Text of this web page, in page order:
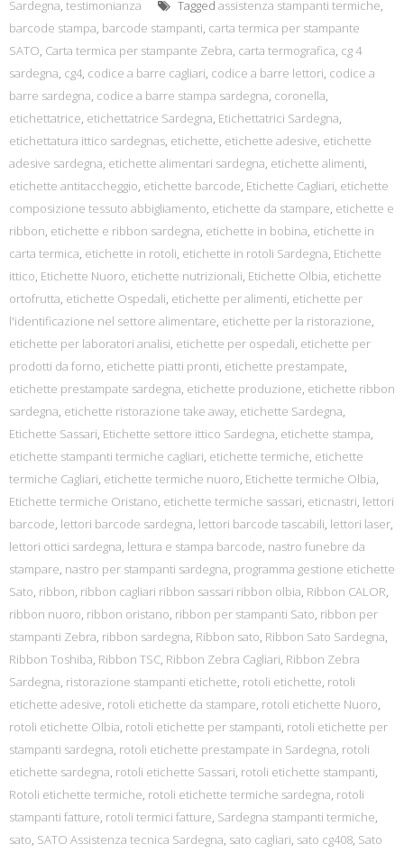
Sardegna, testimonianza Tagged assistenza stampanti termiche,
barcode stampa, barcode stampanti, carta termica per stampante
SATO, Carta termica per stampante Zebra, carta termografica, cg 4
sardegna, cg4, codice a barre cagliari, codice a barre lettori, codice a
barre sardegna, codice a barre stampa sardegna, coronella,
etichettatrice, etichettatrice Sardegna, Etichettatrici Sardegna,
etichettatura ittico sardegnas, etichette, etichette adesive, etichette
adesive sardegna, etichette alimentari sardegna, etichette alimenti,
etichette antitaccheggio, etichette barcode, Etichette Cagliari, etichette
composizione tessuto abbigliamento, etichette da stampare, etichette e
ribbon, etichette e ribbon sardegna, etichette in bobina, etichette in
carta termica, etichette in rotoli, etichette in rotoli Sardegna, Etichette
ittico, Etichette Nuoro, etichette nutrizionali, Etichette Olbia, etichette
ortofrutta, etichette Ospedali, etichette per alimenti, etichette per
l'identificazione nel settore alimentare, etichette per la ristorazione,
etichette per laboratori analisi, etichette per ospedali, etichette per
prodotti da forno, etichette piatti pronti, etichette prestampate,
etichette prestampate sardegna, etichette produzione, etichette ribbon
sardegna, etichette ristorazione take away, etichette Sardegna,
Etichette Sassari, Etichette settore ittico Sardegna, etichette stampa,
etichette stampanti termiche cagliari, etichette termiche, etichette
termiche Cagliari, etichette termiche nuoro, Etichette termiche Olbia,
Etichette termiche Oristano, etichette termiche sassari, eticnastri, lettori
barcode, lettori barcode sardegna, lettori barcode tascabili, lettori laser,
lettori ottici sardegna, lettura e stampa barcode, nastro funebre da
stampare, nastro per stampanti sardegna, programma gestione etichette
Sato, ribbon, ribbon cagliari ribbon sassari ribbon olbia, Ribbon CALOR,
ribbon nuoro, ribbon oristano, ribbon per stampanti Sato, ribbon per
stampanti Zebra, ribbon sardegna, Ribbon sato, Ribbon Sato Sardegna,
Ribbon Toshiba, Ribbon TSC, Ribbon Zebra Cagliari, Ribbon Zebra
Sardegna, ristorazione stampanti etichette, rotoli etichette, rotoli
etichette adesive, rotoli etichette da stampare, rotoli etichette Nuoro,
rotoli etichette Olbia, rotoli etichette per stampanti, rotoli etichette per
stampanti sardegna, rotoli etichette prestampate in Sardegna, rotoli
etichette sardegna, rotoli etichette Sassari, rotoli etichette stampanti,
Rotoli etichette termiche, rotoli etichette termiche sardegna, rotoli
stampanti fatture, rotoli termici fatture, Sardegna stampanti termiche,
sato, SATO Assistenza tecnica Sardegna, sato cagliari, sato cg408, Sato